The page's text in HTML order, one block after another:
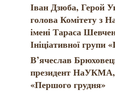
Іван Дзюба, Герой
голова Комітету з
імені Тараса
Ініціативної групи
В’ячеслав
президент НаУКМА,
«Першого грудня»